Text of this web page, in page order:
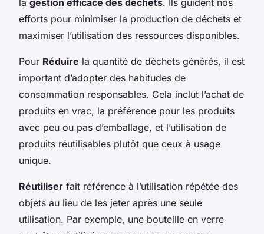
efforts pour minimiser la production de déchets et
maximiser l’utilisation des ressources disponibles.
Pour Réduire la quantité de déchets générés, il est
important d’adopter des habitudes de
consommation responsables. Cela inclut l’achat de
produits en vrac, la préférence pour les produits
avec peu ou pas d’emballage, et l’utilisation de
produits réutilisables plutôt que ceux à usage
unique.
Réutiliser fait référence à l’utilisation répétée des
objets au lieu de les jeter après une seule
utilisation. Par exemple, une bouteille en verre